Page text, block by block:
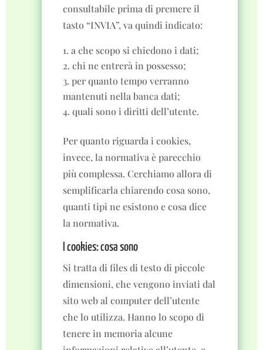
consultabile prima di premere il
tasto “INVIA”, va quindi indicato:
a che scopo si chiedono i dati;
chi ne entrerà in possesso;
per quanto tempo verranno
mantenuti nella banca dati;
quali sono i diritti dell’utente.
Per quanto riguarda i cookies,
invece, la normativa è parecchio
più complessa. Cerchiamo allora di
semplificarla chiarendo cosa sono,
quanti tipi ne esistono e cosa dice
la normativa.
I cookies: cosa sono
Si tratta di files di testo di piccole
dimensioni, che vengono inviati dal
sito web al computer dell’utente
che lo utilizza. Hanno lo scopo di
tenere in memoria alcune